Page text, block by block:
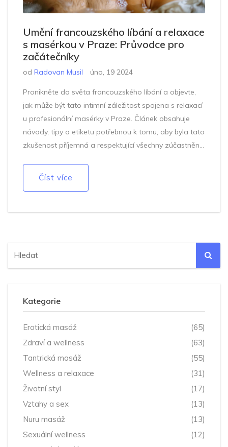
Umění francouzského líbání a relaxace
s masérkou v Praze: Průvodce pro
začátečníky
od Radovan Musil úno, 19 2024
Pronikněte do světa francouzského líbání a objevte,
jak může být tato intimní záležitost spojena s relaxací
u profesionální masérky v Praze. Článek obsahuje
návody, tipy a etiketu potřebnou k tomu, aby byla tato
zkušenost příjemná a respektující všechny zúčastněné.
masérky a jak správně kombinovat líbání s relaxační
Číst více
Kategorie
Erotická masáž
(65)
Zdraví a wellness
(63)
Tantrická masáž
(55)
Wellness a relaxace
(31)
Životní styl
(17)
Vztahy a sex
(13)
Nuru masáž
(13)
Sexuální wellness
(12)